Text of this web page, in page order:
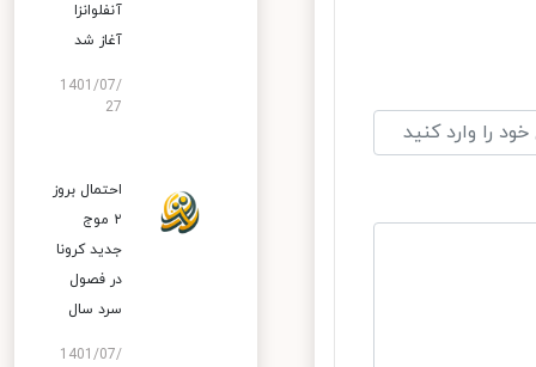
آنفلوانزا
آغاز شد
1401/07/
27
احتمال بروز
۲ موج
جدید کرونا
در فصول
سرد سال
1401/07/